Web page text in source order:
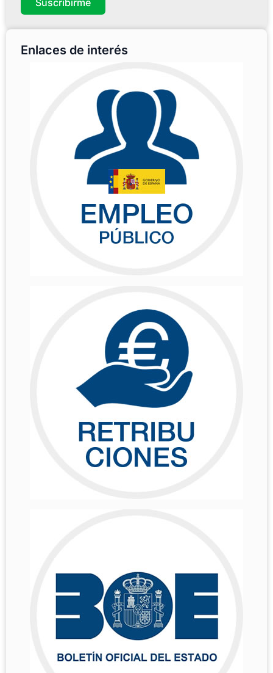
Enlaces de interés